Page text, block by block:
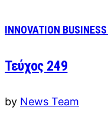
INNOVATION
Τεύχος 249
by News Team